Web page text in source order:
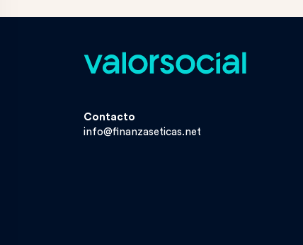
Contacto
info@finanzaseticas.net